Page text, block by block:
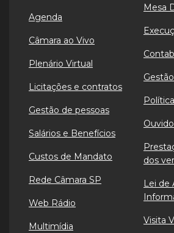
Agenda
Câmara ao Vivo
Plenário Virtual
Licitações e contratos
Gestão de pessoas
Salários e Benefícios
Custos de Mandato
Rede Câmara SP
Web Rádio
Multimídia
Mesa
dos
Lei de
Visita